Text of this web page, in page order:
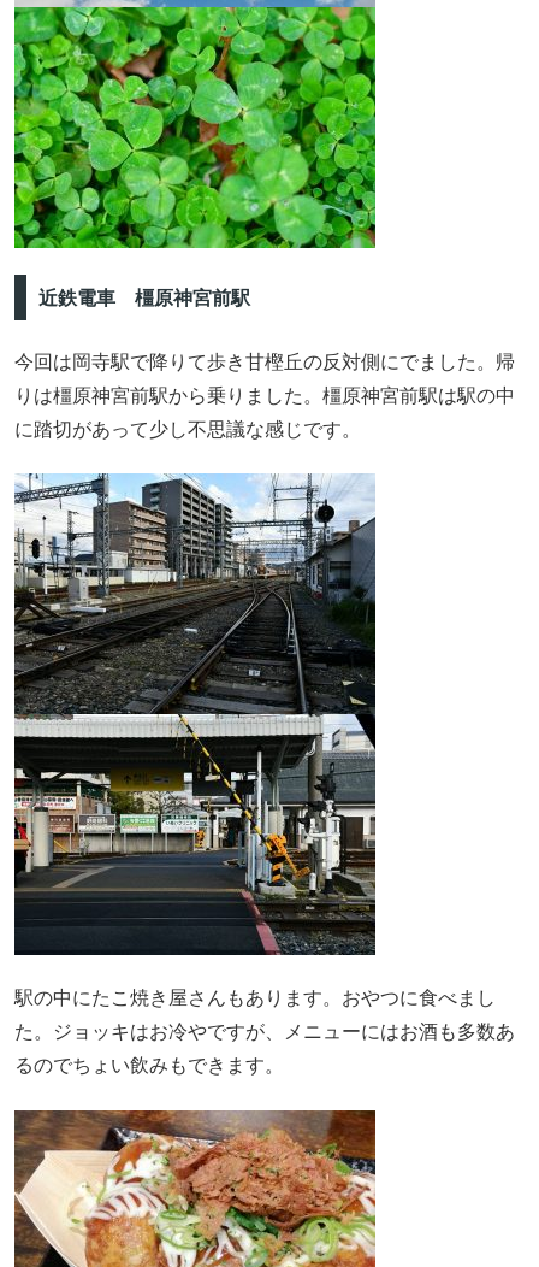
近鉄電車 橿原神宮前駅
今回は岡寺駅で降りて歩き甘樫丘の反対側にでました。帰
りは橿原神宮前駅から乗りました。橿原神宮前駅は駅の中
に踏切があって少し不思議な感じです。
駅の中にたこ焼き屋さんもあります。おやつに食べまし
た。ジョッキはお冷やですが、メニューにはお酒も多数あ
るのでちょい飲みもできます。